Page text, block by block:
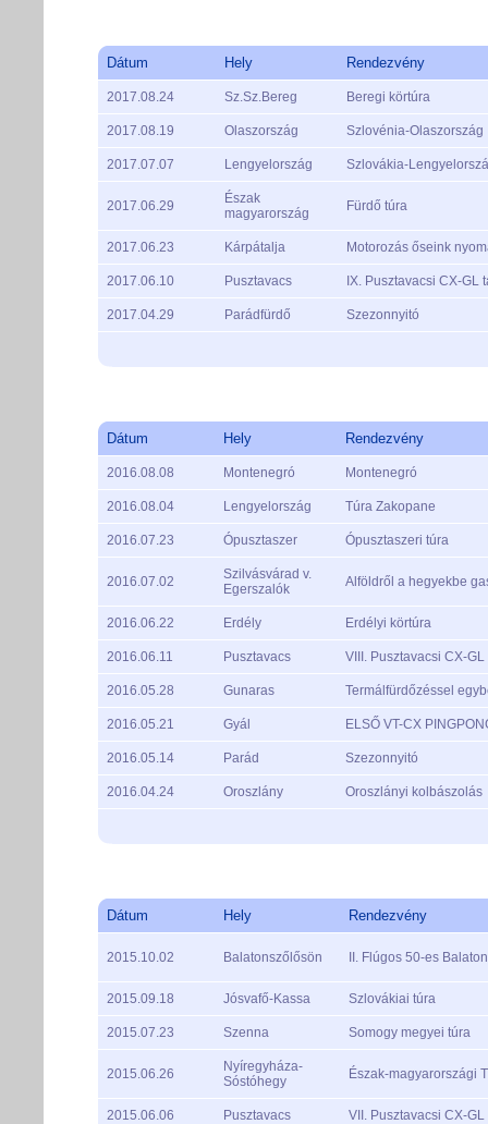
Dátum Hely Rendezvény
2017.08.24 Sz.Sz.Bereg Beregi körtúra
2017.08.19 Olaszország Szlovénia-Olaszország
2017.07.07 Lengyelország Szlovákia-
2017.06.29
Észak
magyarország
Fürdő túra
2017.06.23 Kárpátalja Motorozás őseink
2017.06.10 Pusztavacs IX. Pusztavacsi CX-GL
2017.04.29 Parádfürdő Szezonnyitó
Dátum Hely Rendezvény
2016.08.08 Montenegró Montenegró
2016.08.04 Lengyelország Túra Zakopane
2016.07.23 Ópusztaszer Ópusztaszeri túra
2016.07.02
Szilvásvárad v.
Egerszalók
Alföldről a hegyekbe
2016.06.22 Erdély Erdélyi körtúra
2016.06.11 Pusztavacs VIII. Pusztavacsi CX-
2016.05.28 Gunaras Termálfürdőzéssel
2016.05.21 Gyál ELSŐ VT-CX
2016.05.14 Parád Szezonnyitó
2016.04.24 Oroszlány Oroszlányi kolbászolás
Dátum Hely Rendezvény
2015.10.02 Balatonszőlősön II. Flúgos 50-es
2015.09.18 Jósvafő-Kassa Szlovákiai túra
2015.07.23 Szenna Somogy megyei túra
2015.06.26
Nyíregyháza-
Sóstóhegy
Észak-magyarországi
2015.06.06 Pusztavacs VII. Pusztavacsi CX-